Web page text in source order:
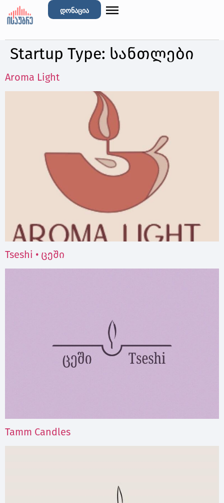
დონაცია
Startup Type: სანთლები
Aroma Light
Tseshi • ცეში
Tamm Candles